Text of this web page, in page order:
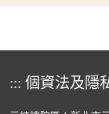
::: 個資法及隱